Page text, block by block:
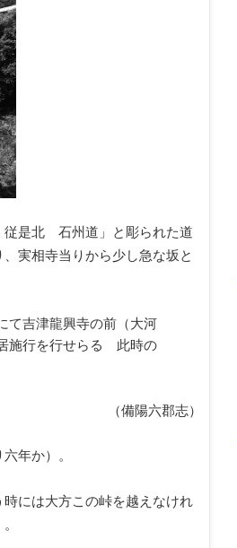
是北 石州道」と彫られた道
実相寺当りから少し急な坂と
吉津龍興寺の前（大河
施行を行せらる 此時の
（備陽六郡志）
年か）。
には大方この峠を越えなけれ